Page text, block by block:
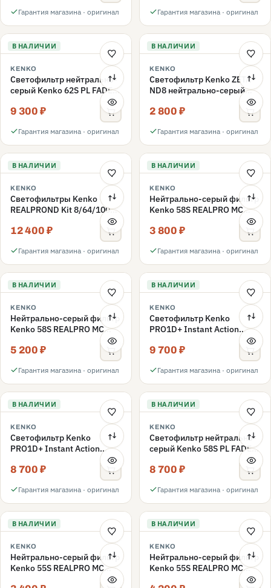
Гарантия магазина · оригинал Гарантия магазина · оригинал
В НАЛИЧИИ
KENKO
Светофильтр нейтрально-
серый Kenko 62S PL FADER
с переменной плотностью
ND3-ND400 62mm
9 300 ₽
Гарантия магазина · оригинал
В НАЛИЧИИ
KENKO
Светофильтр Kenko ZETA
ND8 нейтрально-серый
2 800 ₽
Гарантия магазина · оригинал
В НАЛИЧИИ
KENKO
Светофильтры Kenko
REALPROND Kit 8/64/1000
12 400 ₽
Гарантия магазина · оригинал
В НАЛИЧИИ
KENKO
Нейтрально-серый фильтр
Kenko 58S REALPRO MC
3 800 ₽
Гарантия магазина · оригинал
В НАЛИЧИИ
KENKO
Нейтрально-серый фильтр
Kenko 58S REALPRO MC
5 200 ₽
Гарантия магазина · оригинал
В НАЛИЧИИ
KENKO
Светофильтр Kenko
PRO1D+ Instant Action
Variable NDX3-450+C-PLS
переменной плотности
9 700 ₽
Гарантия магазина · оригинал
В НАЛИЧИИ
KENKO
Светофильтр Kenko
PRO1D+ Instant Action
Variable NDX3-450+C-PL
переменной плотности
8 700 ₽
Гарантия магазина · оригинал
В НАЛИЧИИ
KENKO
Светофильтр нейтрально-
серый Kenko 58S PL FADER
с переменной плотностью
ND3-ND400 58mm
8 700 ₽
Гарантия магазина · оригинал
В НАЛИЧИИ
KENKO
Нейтрально-серый фильтр
Kenko 55S REALPRO MC
В НАЛИЧИИ
KENKO
Нейтрально-серый фильтр
Kenko 55S REALPRO MC